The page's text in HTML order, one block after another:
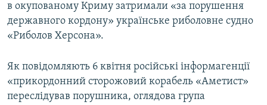
Усі сайти RFE/RL
в окупованому Криму затримали «за порушення
державного кордону» українське риболовне судно
«Риболов Херсона».
Як повідомляють 6 квітня російські інформагенції
«прикордонний сторожовий корабель «Аметист»
переслідував порушника, оглядова група